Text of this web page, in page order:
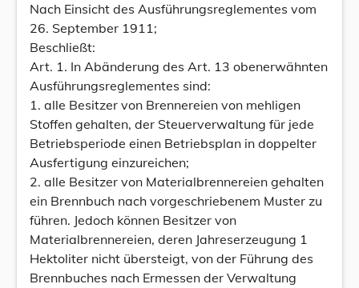
Nach Einsicht des Ausführungsreglementes vom
26. September 1911;
Beschließt:
Art. 1. In Abänderung des Art. 13 obenerwähnten
Ausführungsreglementes sind:
1. alle Besitzer von Brennereien von mehligen
Stoffen gehalten, der Steuerverwaltung für jede
Betriebsperiode einen Betriebsplan in doppelter
Ausfertigung einzureichen;
2. alle Besitzer von Materialbrennereien gehalten
ein Brennbuch nach vorgeschriebenem Muster zu
führen. Jedoch können Besitzer von
Materialbrennereien, deren Jahreserzeugung 1
Hektoliter nicht übersteigt, von der Führung des
Brennbuches nach Ermessen der Verwaltung